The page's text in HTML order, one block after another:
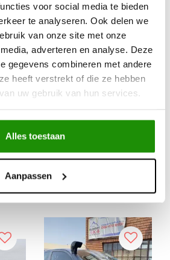
voor social media te bieden
te analyseren. Ook delen we
van onze site met onze
adverteren en analyse. Deze
gegevens combineren met andere
heeft verstrekt of die ze hebben
uw gebruik van hun services.
Alles toestaan
Aanpassen
Snorkel Nissan Patrol
Y60
€139,67
Incl. btw
Service na verkoop